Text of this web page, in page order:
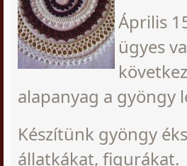
Április
ügyes
alapanyag a gyöngy
Készítünk gyöngy
állatkákat, figurákat.